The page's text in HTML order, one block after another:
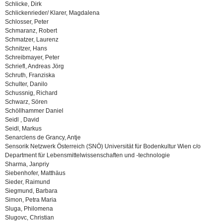
Schlicke, Dirk
Schlickenrieder/ Klarer, Magdalena
Schlosser, Peter
Schmaranz, Robert
Schmatzer, Laurenz
Schnitzer, Hans
Schreibmayer, Peter
Schriefl, Andreas Jörg
Schruth, Franziska
Schulter, Danilo
Schussnig, Richard
Schwarz, Sören
Schöllhammer Daniel
Seidl , David
Seidl, Markus
Senarclens de Grancy, Antje
Sensorik Netzwerk Österreich (SNÖ) Universität für Bodenkultur Wien c/o
Department für Lebensmittelwissenschaften und -technologie
Sharma, Janpriy
Siebenhofer, Matthäus
Sieder, Raimund
Siegmund, Barbara
Simon, Petra Maria
Sluga, Philomena
Slugovc, Christian